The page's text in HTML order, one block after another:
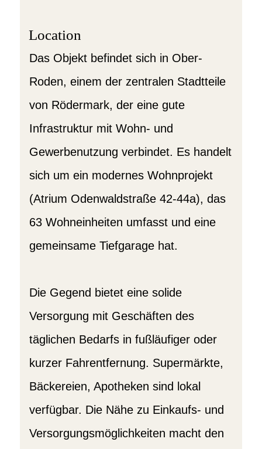
Location
Das Objekt befindet sich in Ober-
Roden, einem der zentralen Stadtteile
von Rödermark, der eine gute
Infrastruktur mit Wohn- und
Gewerbenutzung verbindet. Es handelt
sich um ein modernes Wohnprojekt
(Atrium Odenwaldstraße 42-44a), das
63 Wohneinheiten umfasst und eine
gemeinsame Tiefgarage hat.
Die Gegend bietet eine solide
Versorgung mit Geschäften des
täglichen Bedarfs in fußläufiger oder
kurzer Fahrentfernung. Supermärkte,
Bäckereien, Apotheken sind lokal
verfügbar. Die Nähe zu Einkaufs- und
Versorgungsmöglichkeiten macht den